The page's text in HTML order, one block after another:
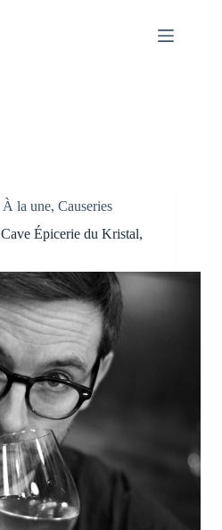
À la une, Causeries
Épicerie du Kristal,